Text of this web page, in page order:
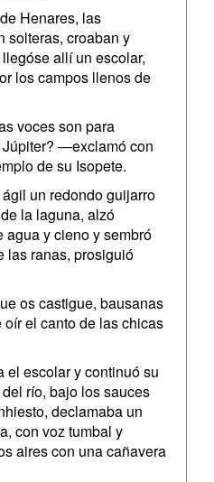
Henares, las
solteras, croaban y
allí un escolar,
los campos llenos de
voces son para
—exclamó con
de su Isopete.
un redondo guijarro
la laguna, alzó
agua y cieno y sembró
las ranas, prosiguió
os castigue, bausanas
el canto de las chicas
el escolar y continuó su
río, bajo los sauces
declamaba un
con voz tumbal y
aires con una cañavera